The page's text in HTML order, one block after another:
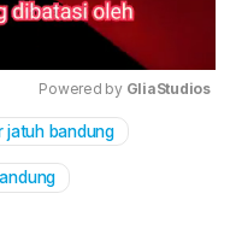
Powered by GliaStudios
jatuh bandung